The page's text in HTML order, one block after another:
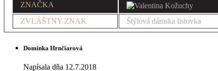
ZNAČKA
ZVLÁŠTNY ZNAK
Štýlová dámska listovka
Dominka Hrnčiarová
Napísala dňa 12.7.2018